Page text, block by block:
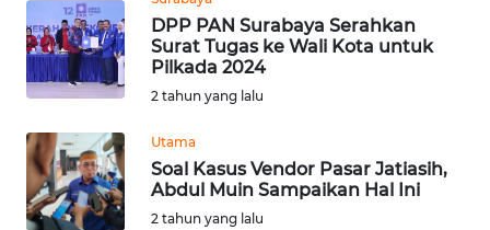
DPP PAN Surabaya Serahkan
Surat Tugas ke Wali Kota untuk
Pilkada 2024
2 tahun yang lalu
Utama
Soal Kasus Vendor Pasar Jatiasih,
Abdul Muin Sampaikan Hal Ini
2 tahun yang lalu
WN
SIMALUNGUN
WN
LABUHANBATU
WN